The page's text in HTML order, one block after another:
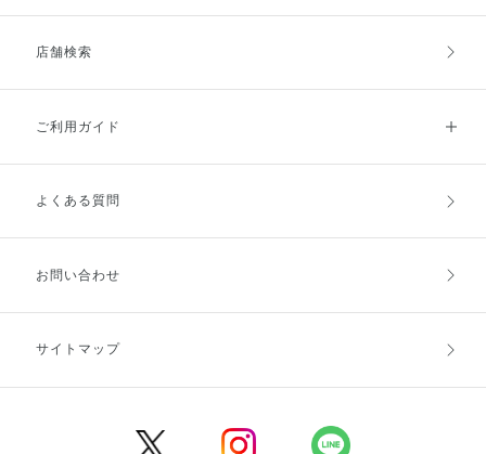
店舗検索
ご利用ガイド
ご利用ガイドトップ
お支払方法
キャンセル・返品・交換
よくある質問
お問い合わせ
サイトマップ